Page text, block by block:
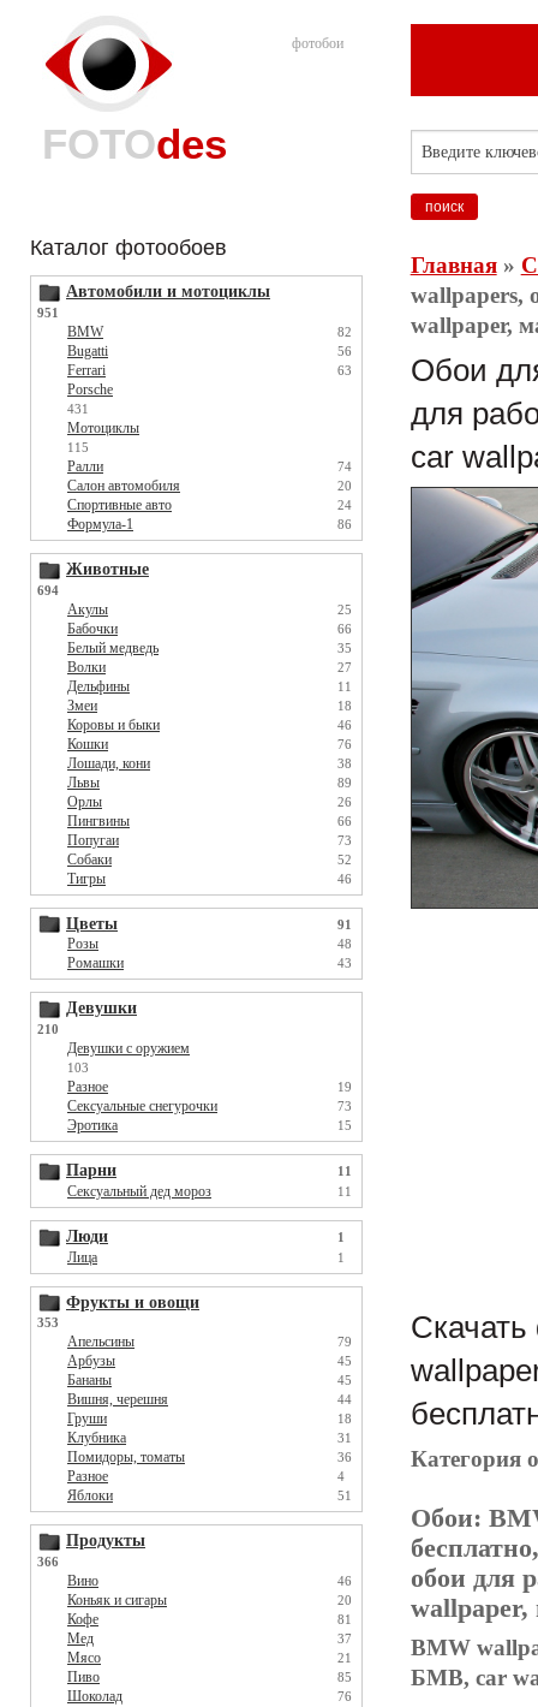
фотобои
FOTOdes
Каталог фотообоев
Автомобили и мотоциклы
951
BMW 82
Bugatti 56
Ferrari 63
Porsche
431
Мотоциклы
115
Ралли 74
Салон автомобиля 20
Спортивные авто 24
Формула-1 86
Животные
694
Акулы 25
Бабочки 66
Белый медведь 35
Волки 27
Дельфины 11
Змеи 18
Коровы и быки 46
Кошки 76
Лошади, кони 38
Львы 89
Орлы 26
Пингвины 66
Попугаи 73
Собаки 52
Тигры 46
Цветы 91
Розы 48
Ромашки 43
Девушки
210
Девушки с оружием
103
Разное 19
Сексуальные снегурочки 73
Эротика 15
Парни 11
Сексуальный дед мороз 11
Люди 1
Лица 1
Фрукты и овощи
353
Апельсины 79
Арбузы 45
Бананы 45
Вишня, черешня 44
Груши 18
Клубника 31
Помидоры, томаты 36
Разное 4
Яблоки 51
Продукты
366
Вино 46
Коньяк и сигары 20
Кофе 81
Мед 37
Мясо 21
Пиво 85
Шоколад 76
Главная»
wallpapers,
wallpaper,
Обои
для
car
Скачать
Категория
Обои:
обои для
BMW
БМВ, car